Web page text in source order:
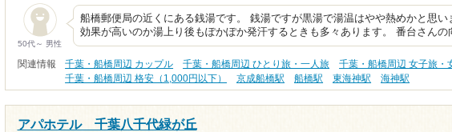
50代～ 男性
船橋郵便局の近くにある銭湯です。 銭湯ですが黒湯で湯温はやや熱めかと思い
効果が高いのか湯上り後もぽかぽか発汗するときも多々あります。 番台さん
関連情報 千葉・船橋周辺 カップル 千葉・船橋周辺 ひとり旅・一人旅
千葉・船橋周辺 女子旅・
千葉・船橋周辺 格安（1,000円以下）
京成船橋駅 船橋駅 東海神駅 海神駅
アパホテル 千葉八千代緑が丘